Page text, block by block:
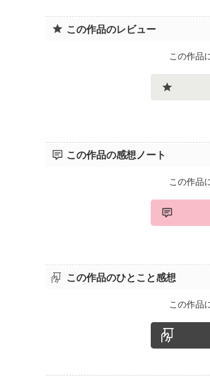
この作品のレビュー
この作品
この作品の感想ノート
この作品
この作品のひとこと感想
この作品